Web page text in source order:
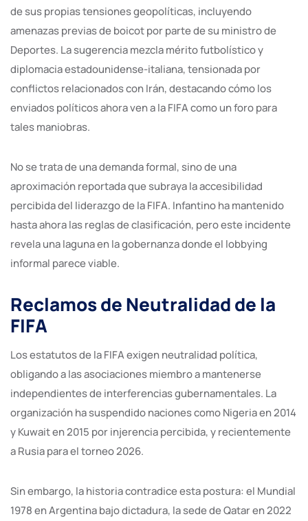
de sus propias tensiones geopolíticas, incluyendo
amenazas previas de boicot por parte de su ministro de
Deportes. La sugerencia mezcla mérito futbolístico y
diplomacia estadounidense-italiana, tensionada por
conflictos relacionados con Irán, destacando cómo los
enviados políticos ahora ven a la FIFA como un foro para
tales maniobras.
No se trata de una demanda formal, sino de una
aproximación reportada que subraya la accesibilidad
percibida del liderazgo de la FIFA. Infantino ha mantenido
hasta ahora las reglas de clasificación, pero este incidente
revela una laguna en la gobernanza donde el lobbying
informal parece viable.
Reclamos de Neutralidad de la
FIFA
Los estatutos de la FIFA exigen neutralidad política,
obligando a las asociaciones miembro a mantenerse
independientes de interferencias gubernamentales. La
organización ha suspendido naciones como Nigeria en 2014
y Kuwait en 2015 por injerencia percibida, y recientemente
a Rusia para el torneo 2026.
Sin embargo, la historia contradice esta postura: el Mundial
1978 en Argentina bajo dictadura, la sede de Qatar en 2022